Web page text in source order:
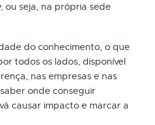
ou seja, na própria sede
do conhecimento, o que
todos os lados, disponível
nas empresas e nas
onde conseguir
causar impacto e marcar a